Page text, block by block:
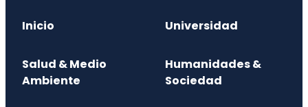
Inicio Universidad
Salud & Medio
Ambiente
Humanidades &
Sociedad